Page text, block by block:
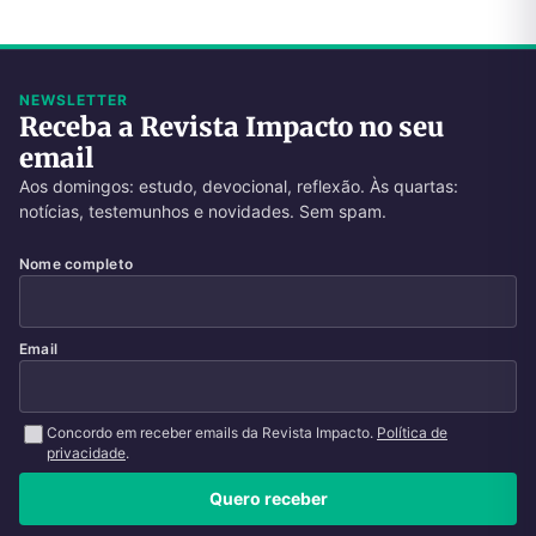
NEWSLETTER
Receba a Revista Impacto no seu
email
Aos domingos: estudo, devocional, reflexão. Às quartas:
notícias, testemunhos e novidades. Sem spam.
Nome completo
Email
Concordo em receber emails da Revista Impacto. Política de
privacidade.
Quero receber